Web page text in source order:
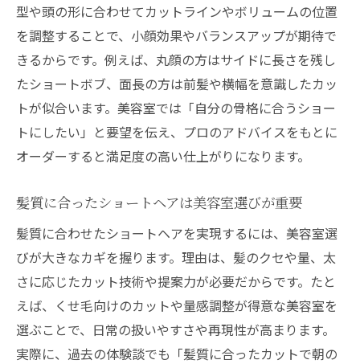
型や頭の形に合わせてカットラインやボリュームの位置
を調整することで、小顔効果やバランスアップが期待で
きるからです。例えば、丸顔の方はサイドに長さを残し
たショートボブ、面長の方は前髪や横幅を意識したカッ
トが似合います。美容室では「自分の骨格に合うショー
トにしたい」と要望を伝え、プロのアドバイスをもとに
オーダーすると満足度の高い仕上がりになります。
髪質に合ったショートヘアは美容室選びが重要
髪質に合わせたショートヘアを実現するには、美容室選
びが大きなカギを握ります。理由は、髪のクセや量、太
さに応じたカット技術や提案力が必要だからです。たと
えば、くせ毛向けのカットや量感調整が得意な美容室を
選ぶことで、日常の扱いやすさや再現性が高まります。
実際に、過去の体験談でも「髪質に合ったカットで朝の